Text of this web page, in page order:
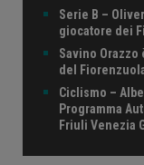
Serie B –
giocatore dei
Savino
del
Ciclismo –
Programma
Friuli Venezia